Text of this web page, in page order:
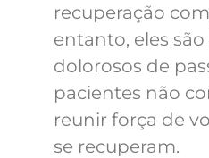
recuperação
entanto, eles
dolorosos de
pacientes não
reunir força de
se recuperam.